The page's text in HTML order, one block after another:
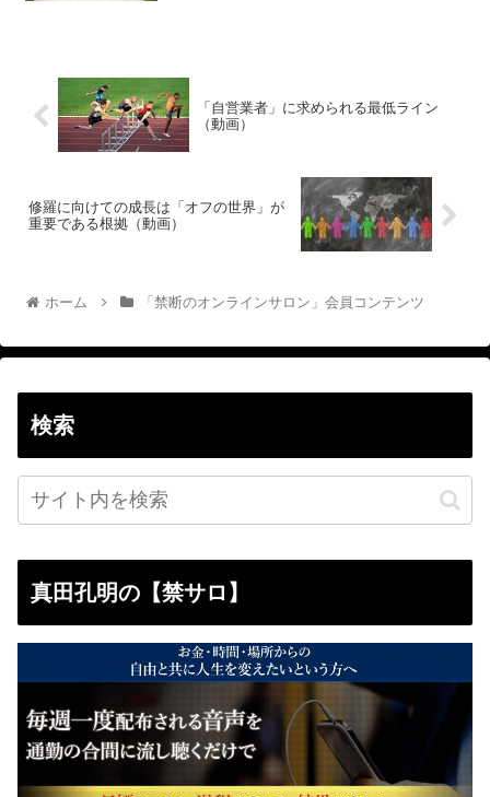
「自営業者」に求められる最低ライン
（動画）
修羅に向けての成長は「オフの世界」が
重要である根拠（動画）
ホーム 「禁断のオンラインサロン」会員コンテンツ
検索
真田孔明の【禁サロ】